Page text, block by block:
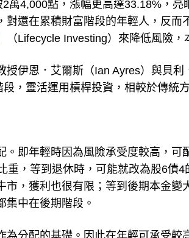
萬4,000點，漲幅更高達33.18%，亮
還在累積財富階段的年輕人，反而
伊恩．艾爾斯（Ian Ayres）與貝利
，靈活運用槓桿投資，相較於傳統
即年輕時因為風險承受度較高，可
，等到退休時，可能就改為股6債4
，獲利也很有限；等到後期本金變